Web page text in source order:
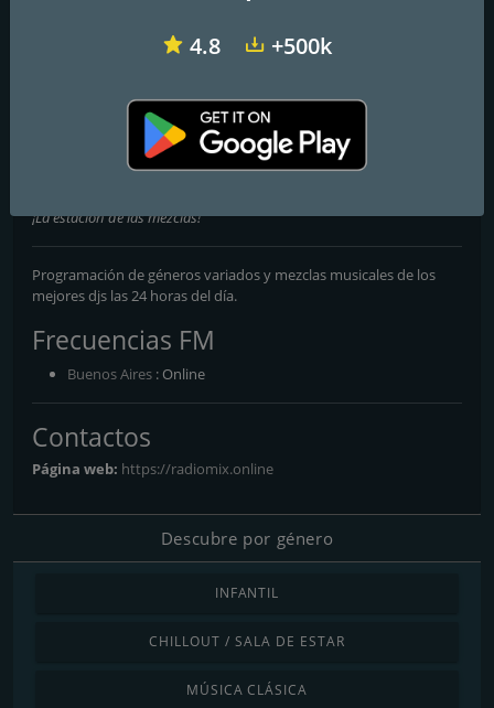
Radio 10 FM Rock & Pop
Radio Mix Internacional
¡La estación de las mezclas!
Programación de géneros variados y mezclas musicales de los
mejores djs las 24 horas del día.
Frecuencias FM
Buenos Aires : Online
Contactos
Página web: https://radiomix.online
Descubre por género
INFANTIL
CHILLOUT / SALA DE ESTAR
MÚSICA CLÁSICA
4.8 +500k